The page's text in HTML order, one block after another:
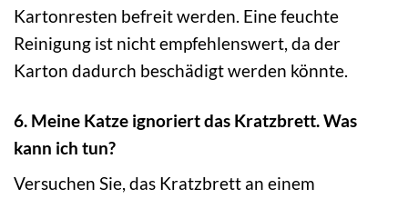
Kartonresten befreit werden. Eine feuchte
Reinigung ist nicht empfehlenswert, da der
Karton dadurch beschädigt werden könnte.
6. Meine Katze ignoriert das Kratzbrett. Was
kann ich tun?
Versuchen Sie, das Kratzbrett an einem